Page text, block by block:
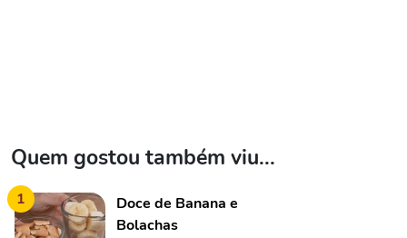
Quem gostou também viu...
1
Doce de Banana e
Bolachas